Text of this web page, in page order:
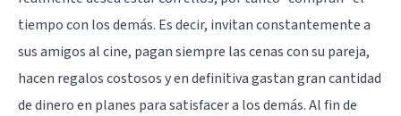
tiempo con los demás. Es decir, invitan constantemente a
sus amigos al cine, pagan siempre las cenas con su pareja,
hacen regalos costosos y en definitiva gastan gran cantidad
de dinero en planes para satisfacer a los demás. Al fin de